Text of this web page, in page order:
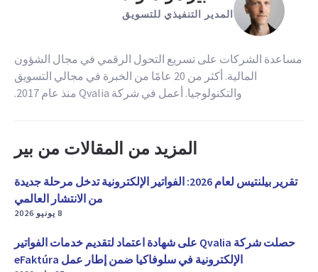
المدير التنفيذي للتسويق
مساعدة الشركات على تسريع التحول الرقمي في مجال الشؤون
المالية. أكثر من 20 عامًا من الخبرة في مجالي التسويق
والتكنولوجيا. أعمل في شركة Qvalia منذ عام 2017.
المزيد من المقالات من بير
تقرير بيلنتيس لعام 2026: الفواتير الإلكترونية تدخل مرحلة جديدة
من الانتشار العالمي
8 يونيو 2026
حصلت شركة Qvalia على شهادة اعتماد لتقديم خدمات الفواتير
الإلكترونية في سلوفاكيا ضمن إطار عمل eFaktúra